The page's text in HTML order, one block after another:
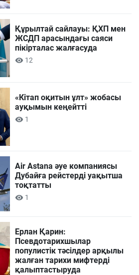
Құрылтай сайлауы: ҚХП мен
ЖСДП арасындағы саяси
пікірталас жалғасуда
12
«Кітап оқитын ұлт» жобасы
ауқымын кеңейтті
1
Air Astana әуе компаниясы
Дубайға рейстерді уақытша
тоқтатты
1
Ерлан Қарин:
Псевдотарихшылар
популистік тәсілдер арқылы
жалған тарихи мифтерді
қалыптастыруда